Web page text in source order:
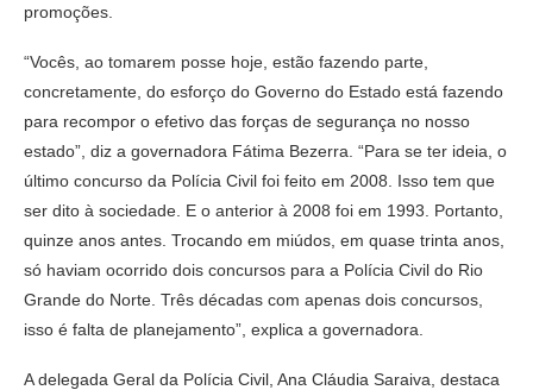
promoções.
“Vocês, ao tomarem posse hoje, estão fazendo parte,
concretamente, do esforço do Governo do Estado está fazendo
para recompor o efetivo das forças de segurança no nosso
estado”, diz a governadora Fátima Bezerra. “Para se ter ideia, o
último concurso da Polícia Civil foi feito em 2008. Isso tem que
ser dito à sociedade. E o anterior à 2008 foi em 1993. Portanto,
quinze anos antes. Trocando em miúdos, em quase trinta anos,
só haviam ocorrido dois concursos para a Polícia Civil do Rio
Grande do Norte. Três décadas com apenas dois concursos,
isso é falta de planejamento”, explica a governadora.
A delegada Geral da Polícia Civil, Ana Cláudia Saraiva, destaca